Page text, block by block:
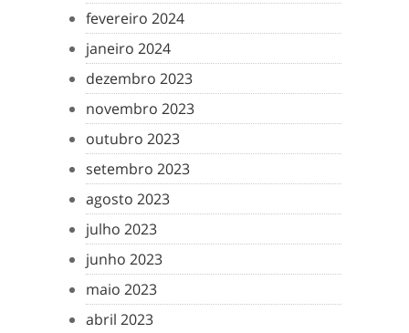
fevereiro 2024
janeiro 2024
dezembro 2023
novembro 2023
outubro 2023
setembro 2023
agosto 2023
julho 2023
junho 2023
maio 2023
abril 2023